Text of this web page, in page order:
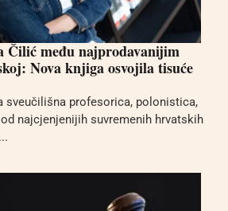
Čilić među najprodavanijim
Nova knjiga osvojila tisuće
sveučilišna profesorica, polonistica,
najcjenjenijih suvremenih hrvatskih